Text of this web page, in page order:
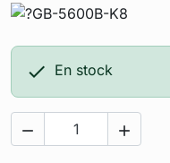
 En stock
 